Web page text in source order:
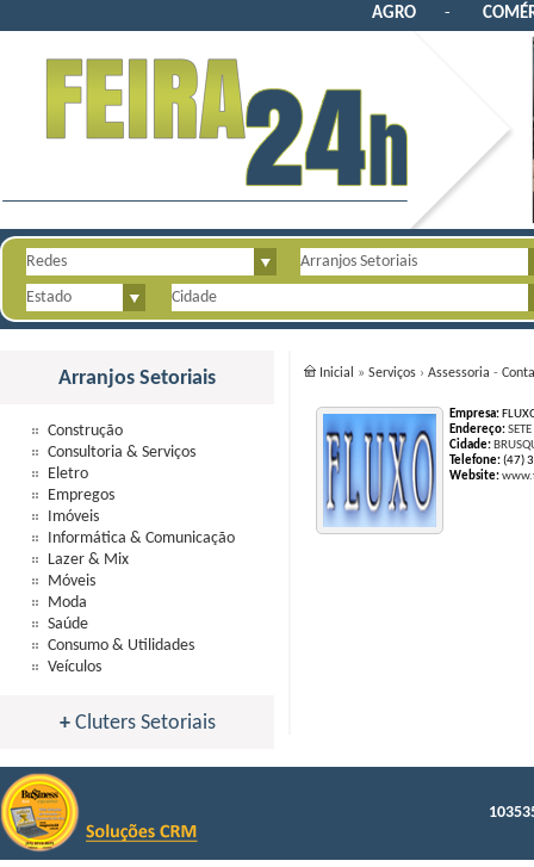
AGRO-
Arranjos Setoriais
Construção
Consultoria & Serviços
Eletro
Empregos
Imóveis
Informática & Comunicação
Lazer & Mix
Móveis
Moda
Saúde
Consumo & Utilidades
Veículos
Inicial » Serviços › Assessoria -
Empresa:
Endereço:
Cidade:
Telefone:(47)
Website:
+Cluters Setoriais